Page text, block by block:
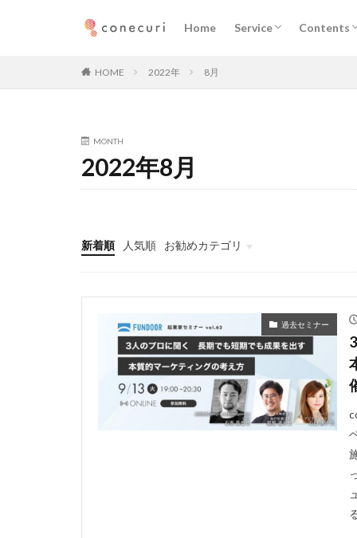
Home Service Contents
HOME 2022年 8月
MONTH
2022年8月
新着順 人気順
お勧めカテゴリ
Seminars
執筆記事
メンバー
ダウンロード
ニュース
過去セミナー